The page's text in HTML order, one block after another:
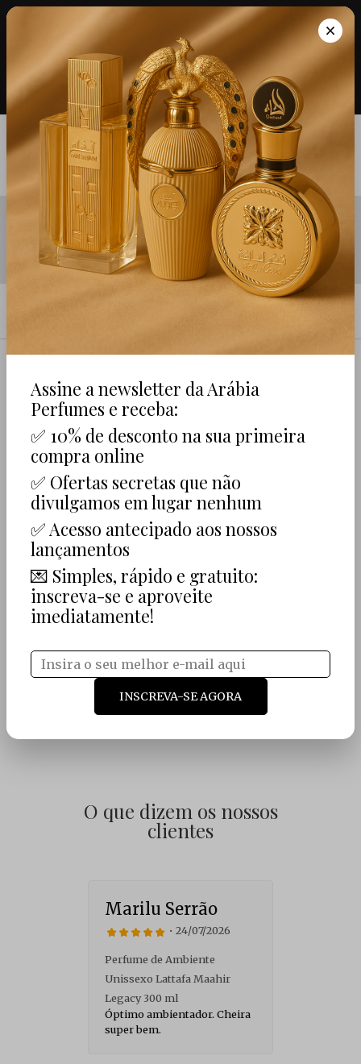
Whatsapp: +351 931 482 210 * Entregas em 1 -
2 dias úteis para Portugal Continental |
Perfumes 100% Originais
Lattafa Pride Nebras
Home
Filtros
Lattafa Pride Nebras
3-Piece Eau de
Parfum Gift Set
48,76 €
Promoção
- 15%
Lattafa - Nebras Eau
de Parfum Unissex
100 ml
O que dizem os nossos
clientes
Marilu Serrão
• 24/07/2026
Perfume de Ambiente
Unissexo Lattafa Maahir
Legacy 300 ml
Óptimo ambientador. Cheira
super bem.
×
Assine a newsletter da Arábia
Perfumes e receba:
✅ 10% de desconto na sua primeira
compra online
✅ Ofertas secretas que não
divulgamos em lugar nenhum
✅ Acesso antecipado aos nossos
lançamentos
💌 Simples, rápido e gratuito:
inscreva-se e aproveite
imediatamente!
INSCREVA-SE AGORA